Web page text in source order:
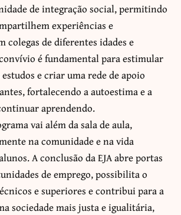
de integração social, permitindo
experiências e
colegas de diferentes idades e
é fundamental para estimular
e criar uma rede de apoio
fortalecendo a autoestima e a
aprendendo.
vai além da sala de aula,
na comunidade e na vida
A conclusão da EJA abre portas
de emprego, possibilita o
e superiores e contribui para a
sociedade mais justa e igualitária,